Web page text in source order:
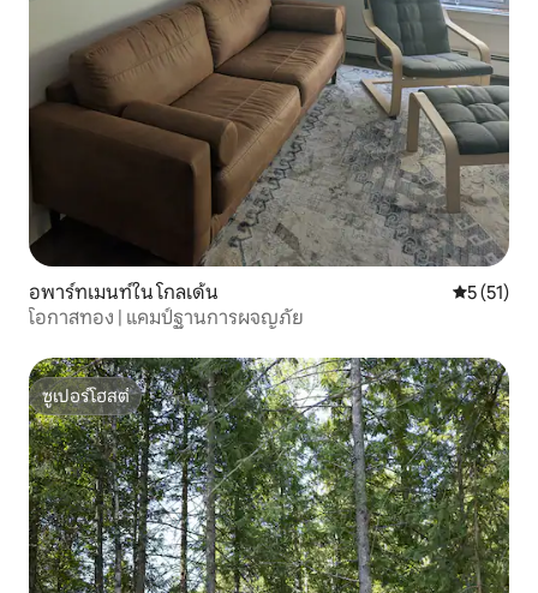
อพาร์ทเมนท์ใน โกลเด้น คะแนนเฉลี่
5 (51)
โอกาสทอง | แคมป์ฐานการผจญภัย
ซูเปอร์โฮสต์
ซูเปอร์โฮสต์